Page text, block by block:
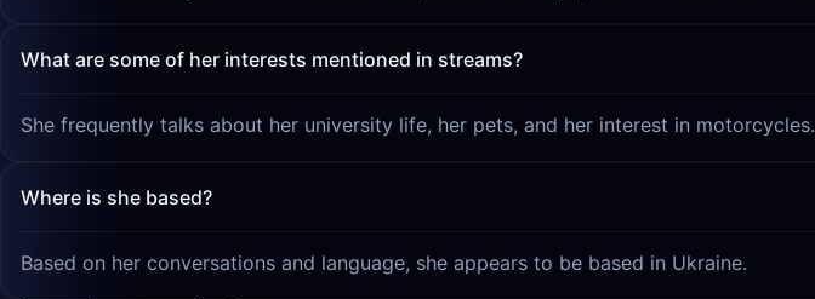
What are some of her interests mentioned in streams?
She frequently talks about her university life, her pets, and her interest in motorcycles.
Where is she based?
Based on her conversations and language, she appears to be based in Ukraine.